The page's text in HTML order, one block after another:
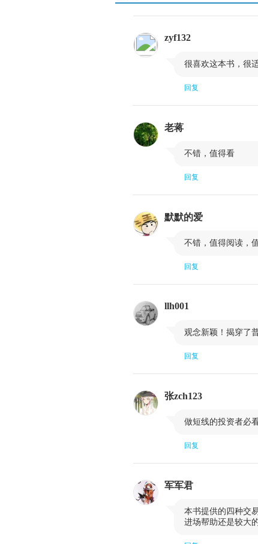
第一节 分时图和买卖盘基础
第三节 权证高手的法宝：分时图N字和放
第六课 一切交易的王道：进出加减和
第一节 会买，不会卖：股市20年之怪现状
第三节 出场，出场，还是出场
第一节 炒股就是炒心态吗？
第三节 没有一个大赢家不止损
第八课 神奇N结构盘口操作法实战示范
第一节 实战范例1：联美控股
第三节 实战范例3：氯碱化工
第五节 实战范例5：中国医药
zyf132
很喜欢这本书，很
回复
老蒋
不错，值得看
回复
默默的爱
不错，值得阅读，
回复
llh001
观念新颖！揭穿了
回复
张zch123
做短线的投资者必
回复
军军君
本书提供的四种交
进场帮助还是较大